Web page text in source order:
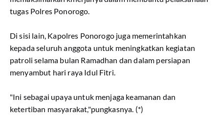
tugas Polres Ponorogo.
Di sisi lain, Kapolres Ponorogo juga memerintahkan
kepada seluruh anggota untuk meningkatkan kegiatan
patroli selama bulan Ramadhan dan dalam persiapan
menyambut hari raya Idul Fitri.
"Ini sebagai upaya untuk menjaga keamanan dan
ketertiban masyarakat,"pungkasnya. (*)